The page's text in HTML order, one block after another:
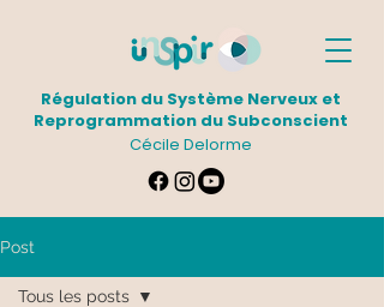
Régulation du Système Nerveux et
Reprogrammation du Subconscient
Cécile Delorme
Post
Tous les posts